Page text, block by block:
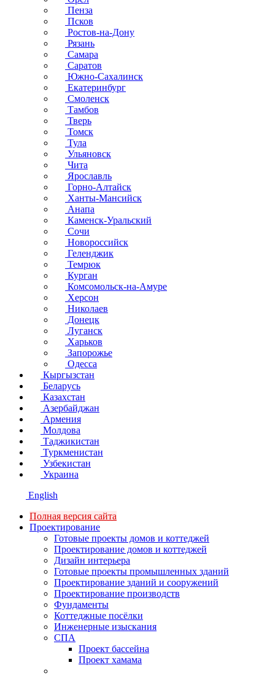
Пенза
Псков
Ростов-на-Дону
Рязань
Самара
Саратов
Южно-Сахалинск
Екатеринбург
Смоленск
Тамбов
Тверь
Томск
Тула
Ульяновск
Чита
Ярославль
Горно-Алтайск
Ханты-Мансийск
Анапа
Каменск-Уральский
Сочи
Новороссийск
Геленджик
Темрюк
Курган
Комсомольск-на-Амуре
Херсон
Николаев
Донецк
Луганск
Харьков
Запорожье
Одесса
Кыргызстан
Беларусь
Казахстан
Азербайджан
Армения
Молдова
Таджикистан
Туркменистан
Узбекистан
Украина
English
Полная версия сайта
Проектирование
Готовые проекты домов и коттеджей
Проектирование домов и коттеджей
Дизайн интерьера
Готовые проекты промышленных зданий
Проектирование зданий и сооружений
Проектирование производств
Фундаменты
Коттеджные посёлки
Инженерные изыскания
СПА
Проект бассейна
Проект хамама